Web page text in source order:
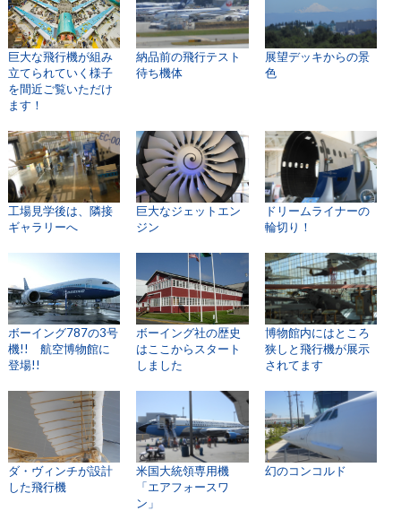
巨大な飛行機が組み
立てられていく様子
を間近ご覧いただけ
ます！
納品前の飛行テスト
待ち機体
展望デッキからの景
色
工場見学後は、隣接
ギャラリーへ
巨大なジェットエン
ジン
ドリームライナーの
輪切り！
ボーイング787の3号
機!! 航空博物館に
登場!!
ボーイング社の歴史
はここからスタート
しました
博物館内にはところ
狭しと飛行機が展示
されてます
ダ・ヴィンチが設計
した飛行機
米国大統領専用機
「エアフォースワ
ン」
幻のコンコルド